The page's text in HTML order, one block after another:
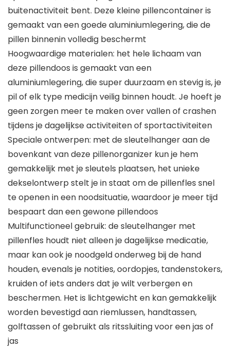
buitenactiviteit bent. Deze kleine pillencontainer is
gemaakt van een goede aluminiumlegering, die de
pillen binnenin volledig beschermt
Hoogwaardige materialen: het hele lichaam van
deze pillendoos is gemaakt van een
aluminiumlegering, die super duurzaam en stevig is, je
pil of elk type medicijn veilig binnen houdt. Je hoeft je
geen zorgen meer te maken over vallen of crashen
tijdens je dagelijkse activiteiten of sportactiviteiten
Speciale ontwerpen: met de sleutelhanger aan de
bovenkant van deze pillenorganizer kun je hem
gemakkelijk met je sleutels plaatsen, het unieke
dekselontwerp stelt je in staat om de pillenfles snel
te openen in een noodsituatie, waardoor je meer tijd
bespaart dan een gewone pillendoos
Multifunctioneel gebruik: de sleutelhanger met
pillenfles houdt niet alleen je dagelijkse medicatie,
maar kan ook je noodgeld onderweg bij de hand
houden, evenals je notities, oordopjes, tandenstokers,
kruiden of iets anders dat je wilt verbergen en
beschermen. Het is lichtgewicht en kan gemakkelijk
worden bevestigd aan riemlussen, handtassen,
golftassen of gebruikt als ritssluiting voor een jas of
jas